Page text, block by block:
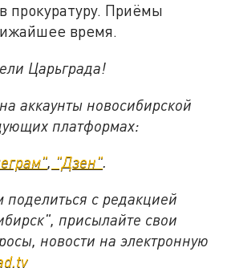
прокуратуру. Приёмы
время.
Царьграда!
аккаунты новосибирской
платформах:
, "Дзен".
поделиться с редакцией
присылайте свои
новости на электронную